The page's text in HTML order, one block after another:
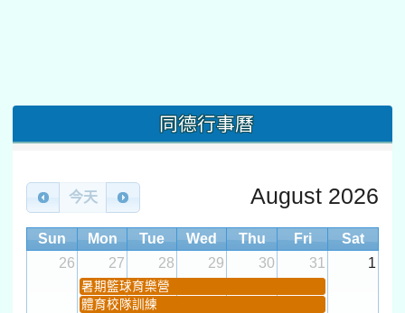
同德行事曆
今天 August 2026
Sun Mon Tue Wed Thu Fri
Sat
26
27 28 29 30 31 1
暑期籃球育樂營
體育校隊訓練